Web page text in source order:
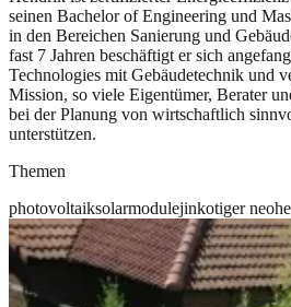
seinen Bachelor of Engineering und
in den Bereichen Sanierung und
fast 7 Jahren beschäftigt er sich
Technologies mit Gebäudetechnik und
Mission, so viele Eigentümer, Berater
bei der Planung von wirtschaftlich
unterstützen.
Themen
photovoltaiksolarmodulejinkotiger neo